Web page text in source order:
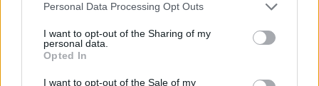
Personal Data Processing Opt Outs
I want to opt-out of the Sharing of my
personal data.
Opted In
I want to opt-out of the Sale of my